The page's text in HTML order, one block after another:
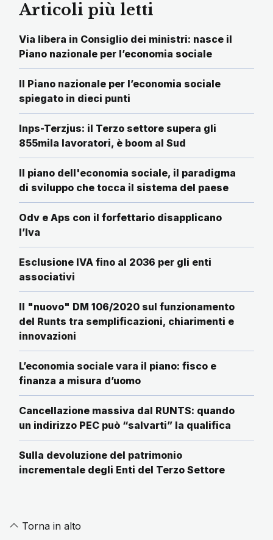
Articoli più letti
Via libera in Consiglio dei ministri: nasce il
Piano nazionale per l’economia sociale
Il Piano nazionale per l’economia sociale
spiegato in dieci punti
Inps-Terzjus: il Terzo settore supera gli
855mila lavoratori, è boom al Sud
Il piano dell'economia sociale, il paradigma
di sviluppo che tocca il sistema del paese
Odv e Aps con il forfettario disapplicano
l’Iva
Esclusione IVA fino al 2036 per gli enti
associativi
Il "nuovo" DM 106/2020 sul funzionamento
del Runts tra semplificazioni, chiarimenti e
innovazioni
L’economia sociale vara il piano: fisco e
finanza a misura d’uomo
Cancellazione massiva dal RUNTS: quando
un indirizzo PEC può “salvarti” la qualifica
Sulla devoluzione del patrimonio
incrementale degli Enti del Terzo Settore
Torna in alto